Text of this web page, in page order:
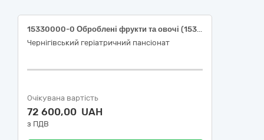
15330000-0 Оброблені фрукти та овочі (15331133-8 Горох колотий, 15331428-3 Соус томатний, 15330000-0 Повидло, 15332419-4 Родзинки без кісточок)
Чернігівський геріатричний пансіонат
Очікувана вартість
72 600,00 UAH
з ПДВ